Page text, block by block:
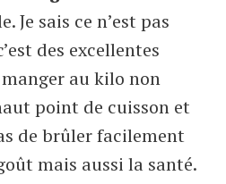
Je sais ce n’est pas
des excellentes
au kilo non
point de cuisson et
de brûler facilement
mais aussi la santé.